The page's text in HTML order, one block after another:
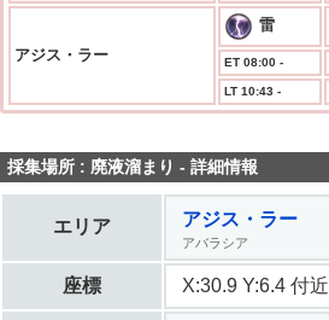
アジス・ラー
雷
ET 08:00 -
LT 10:43 -
採集場所 : 廃液溜まり - 詳細情報
エリア アジス・ラー
アバラシア
座標 X:30.9 Y:6.4 付近